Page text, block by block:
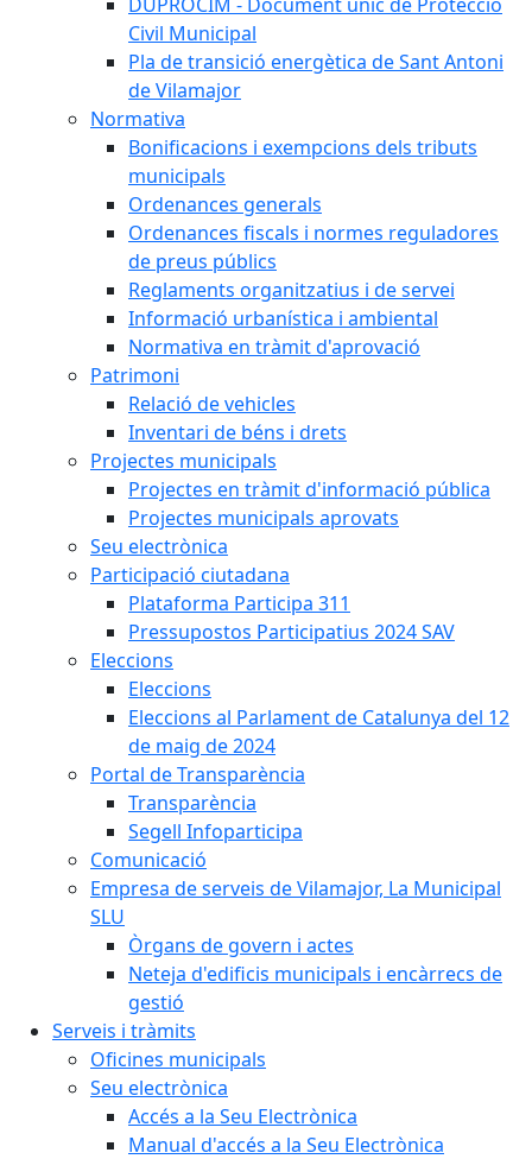
Civil Municipal
Pla de transició energètica de Sant Antoni
de Vilamajor
Normativa
Bonificacions i exempcions dels tributs
municipals
Ordenances generals
Ordenances fiscals i normes reguladores
de preus públics
Reglaments organitzatius i de servei
Informació urbanística i ambiental
Normativa en tràmit d'aprovació
Patrimoni
Relació de vehicles
Inventari de béns i drets
Projectes municipals
Projectes en tràmit d'informació pública
Projectes municipals aprovats
Seu electrònica
Participació ciutadana
Plataforma Participa 311
Pressupostos Participatius 2024 SAV
Eleccions
Eleccions
Eleccions al Parlament de Catalunya del 12
de maig de 2024
Portal de Transparència
Transparència
Segell Infoparticipa
Comunicació
Empresa de serveis de Vilamajor, La Municipal
SLU
Òrgans de govern i actes
Neteja d'edificis municipals i encàrrecs de
gestió
Serveis i tràmits
Oficines municipals
Seu electrònica
Accés a la Seu Electrònica
Manual d'accés a la Seu Electrònica